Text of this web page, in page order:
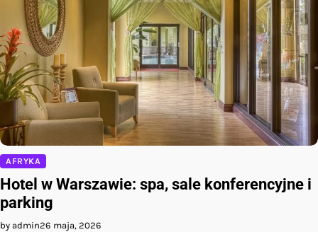
AFRYKA
Hotel w Warszawie: spa, sale konferencyjne i
parking
by admin26 maja, 2026